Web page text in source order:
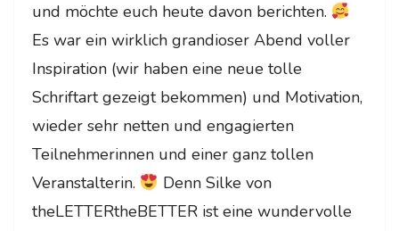
und möchte euch heute davon berichten.
Es war ein wirklich grandioser Abend voller
Inspiration (wir haben eine neue tolle
Schriftart gezeigt bekommen) und Motivation,
wieder sehr netten und engagierten
Teilnehmerinnen und einer ganz tollen
Veranstalterin.
Denn Silke von
theLETTERtheBETTER ist eine wundervolle